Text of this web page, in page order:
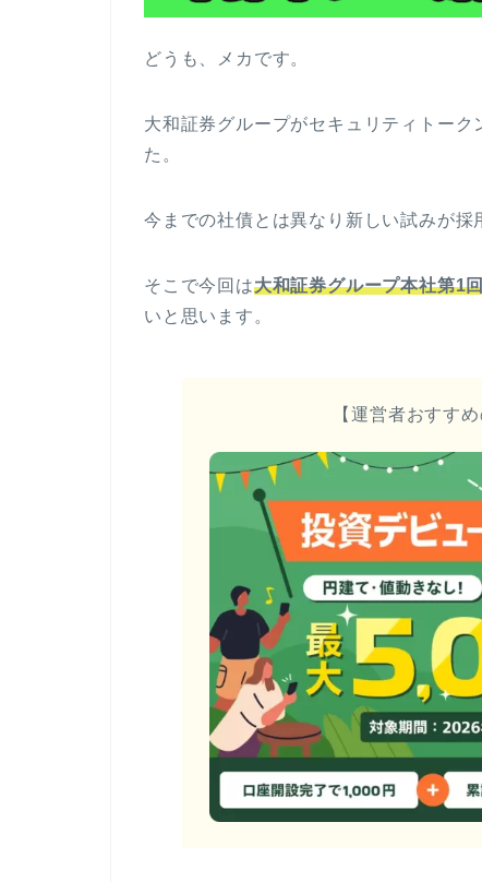
どうも、メカです。
大和証券グループがセキュリティトー
た。
今までの社債とは異なり新しい試みが採
そこで今回は大和証券グループ本社第1
いと思います。
【運営者おすす